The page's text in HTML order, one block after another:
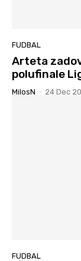
FUDBAL
Arteta
polufinale
MilosN - 24 Dec
FUDBAL